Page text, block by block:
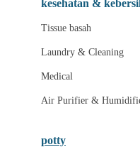
Mamaway
Maxi Cosi
Megabloks
Micro
MiDeer
kesehatan &
Tissue basah
Laundry & Cleaning
Medical
Air Purifier &
potty